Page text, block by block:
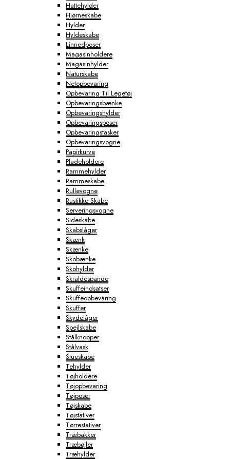
Hattehylder
Hjørneskabe
Hylder
Hyldeskabe
Linnedposer
Magasinholdere
Magasinhylder
Naturskabe
Netopbevaring
Opbevaring Til Legetøj
Opbevaringsbænke
Opbevaringshylder
Opbevaringsposer
Opbevaringstasker
Opbevaringsvogne
Papirkurve
Pladeholdere
Rammehylder
Rammeskabe
Rullevogne
Rustikke Skabe
Serveringsvogne
Sideskabe
Skabslåger
Skænk
Skænke
Skobænke
Skohylder
Skraldespande
Skuffeindsatser
Skuffeopbevaring
Skuffer
Skydelåger
Spejlskabe
Stålknopper
Stålvask
Stueskabe
Tehylder
Tøjholdere
Tøjopbevaring
Tøjposer
Tøjskabe
Tøjstativer
Tørrestativer
Træbakker
Træbøjler
Træhylder